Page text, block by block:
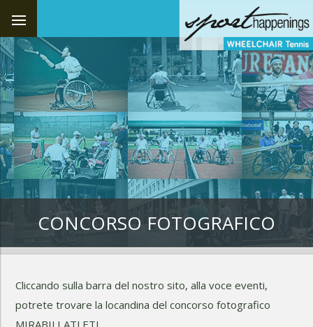
CONCORSO FOTOGRAFICO
Cliccando sulla barra del nostro sito, alla voce eventi,
potrete trovare la locandina del concorso fotografico